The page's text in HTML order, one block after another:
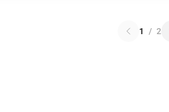
1 / 2